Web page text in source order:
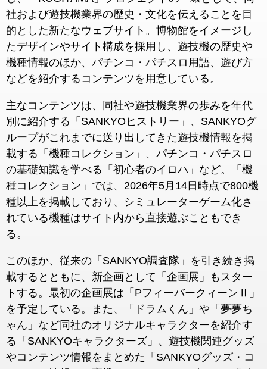
社および遊技機業界の歴史・文化を伝えることを目
的とした新たなウェブサイト。博物館をイメージし
たデザインやサイト構成を採用し、遊技機の歴史や
機種情報のほか、パチンコ・パチスロ用語、遊び方
などを紹介するコンテンツを用意している。
主なコンテンツは、同社や遊技機業界の歩みを年代
別に紹介する「SANKYOヒストリー」、SANKYOグ
ループがこれまでに送り出してきた遊技機情報を掲
載する「機種コレクション」、パチンコ・パチスロ
の基礎知識を学べる「初心者のイロハ」など。「機
種コレクション」では、2026年5月14日時点で800機
種以上を掲載しており、シミュレーターゲーム化さ
れている機種はサイト内から直接遊ぶこともでき
る。
このほか、従来の「SANKYO調査隊」を引き続き掲
載するとともに、新企画として「企画展」もスター
トする。最初の企画展は「PフィーバークィーンⅡ」
を予定している。また、「ドラムくん」や「夢夢ち
ゃん」など同社のオリジナルキャラクターを紹介す
る「SANKYOキャラクターズ」、遊技機関連グッズ
やコンテンツ情報をまとめた「SANKYOグッズ・コ